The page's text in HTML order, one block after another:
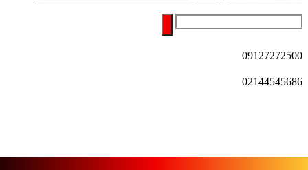
09127272500
02144545686